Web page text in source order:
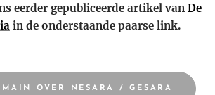
eerder gepubliceerde artikel van De
in de onderstaande paarse link.
OVER NESARA / GESARA